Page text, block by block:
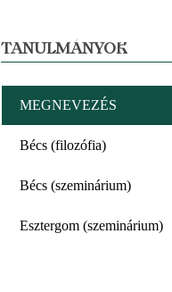
TANULMÁNYOK
MEGNEVEZÉS
Bécs (filozófia)
Bécs (szeminárium)
Esztergom (szeminárium)